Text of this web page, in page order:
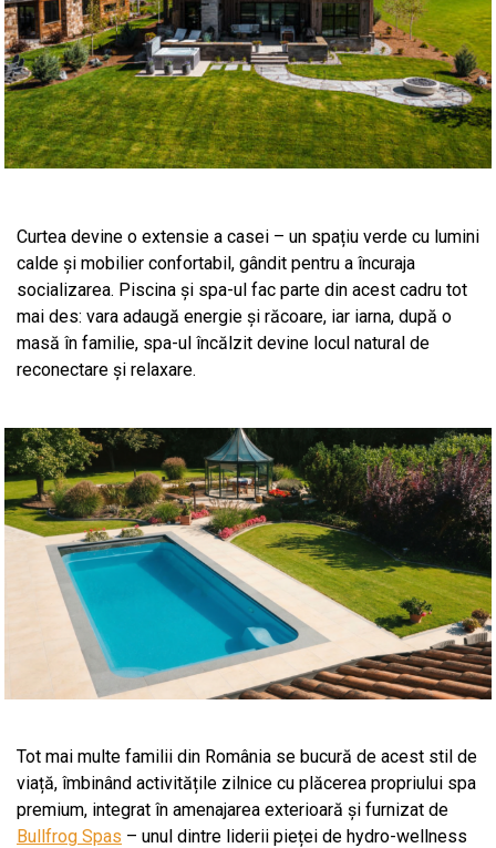
Curtea devine o extensie a casei – un spațiu verde cu lumini
calde și mobilier confortabil, gândit pentru a încuraja
socializarea. Piscina și spa-ul fac parte din acest cadru tot
mai des: vara adaugă energie și răcoare, iar iarna, după o
masă în familie, spa-ul încălzit devine locul natural de
reconectare și relaxare.
Tot mai multe familii din România se bucură de acest stil de
viață, îmbinând activitățile zilnice cu plăcerea propriului spa
premium, integrat în amenajarea exterioară și furnizat de
Bullfrog Spas – unul dintre liderii pieței de hydro-wellness